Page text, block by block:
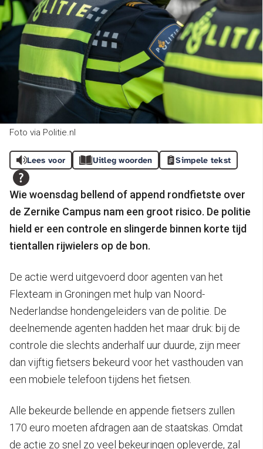
Foto via Politie.nl
Lees voor Uitleg woorden Simpele tekst
Wie woensdag bellend of append rondfietste over
de Zernike Campus nam een groot risico. De politie
hield er een controle en slingerde binnen korte tijd
tientallen rijwielers op de bon.
De actie werd uitgevoerd door agenten van het
Flexteam in Groningen met hulp van Noord-
Nederlandse hondengeleiders van de politie. De
deelnemende agenten hadden het maar druk: bij de
controle die slechts anderhalf uur duurde, zijn meer
dan vijftig fietsers bekeurd voor het vasthouden van
een mobiele telefoon tijdens het fietsen.
Alle bekeurde bellende en appende fietsers zullen
170 euro moeten afdragen aan de staatskas. Omdat
de actie zo snel zo veel bekeuringen opleverde, zal